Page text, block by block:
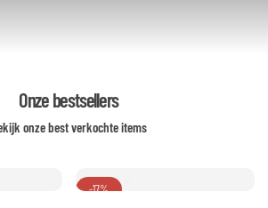
Onze bestsellers
onze best verkochte items
-17%